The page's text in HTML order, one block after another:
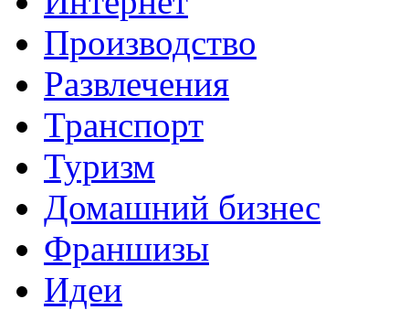
Производство
Развлечения
Транспорт
Туризм
Домашний бизнес
Франшизы
Идеи